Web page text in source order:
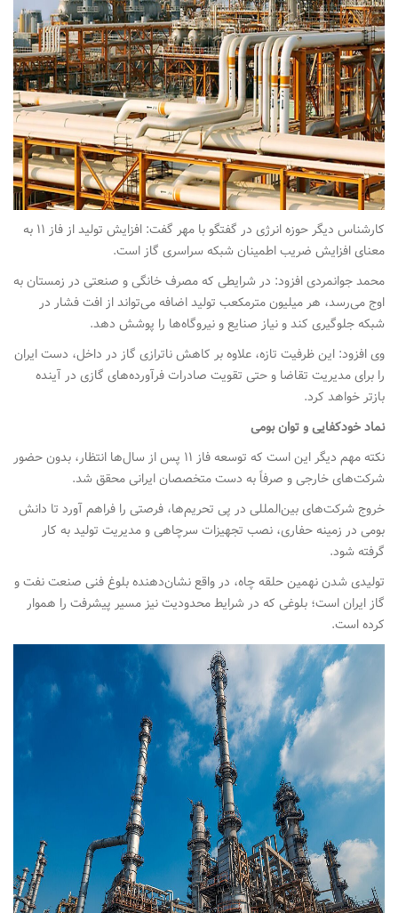
کارشناس دیگر حوزه انرژی در گفتگو با مهر گفت: افزایش تولید از فاز ۱۱ به
معنای افزایش ضریب اطمینان شبکه سراسری گاز است.
محمد جوانمردی افزود: در شرایطی که مصرف خانگی و صنعتی در زمستان به
اوج می‌رسد، هر میلیون مترمکعب تولید اضافه می‌تواند از افت فشار در
شبکه جلوگیری کند و نیاز صنایع و نیروگاه‌ها را پوشش دهد.
وی افزود: این ظرفیت تازه، علاوه بر کاهش ناترازی گاز در داخل، دست ایران
را برای مدیریت تقاضا و حتی تقویت صادرات فرآورده‌های گازی در آینده
بازتر خواهد کرد.
نماد خودکفایی و توان بومی
نکته مهم دیگر این است که توسعه فاز ۱۱ پس از سال‌ها انتظار، بدون حضور
شرکت‌های خارجی و صرفاً به دست متخصصان ایرانی محقق شد.
خروج شرکت‌های بین‌المللی در پی تحریم‌ها، فرصتی را فراهم آورد تا دانش
بومی در زمینه حفاری، نصب تجهیزات سرچاهی و مدیریت تولید به کار
گرفته شود.
تولیدی شدن نهمین حلقه چاه، در واقع نشان‌دهنده بلوغ فنی صنعت نفت و
گاز ایران است؛ بلوغی که در شرایط محدودیت نیز مسیر پیشرفت را هموار
کرده است.